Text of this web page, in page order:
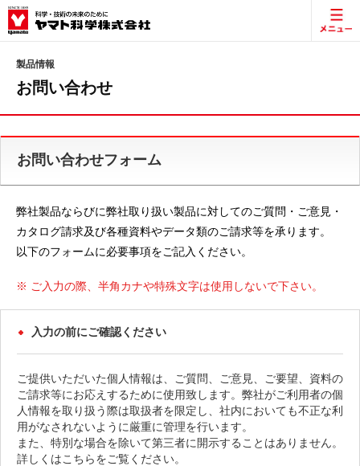
製品情報
お問い合わせ
お問い合わせフォーム
弊社製品ならびに弊社取り扱い製品に対してのご質問・ご意見・
カタログ請求及び各種資料やデータ類のご請求等を承ります。
以下のフォームに必要事項をご記入ください。
※ ご入力の際、半角カナや特殊文字は使用しないで下さい。
入力の前にご確認ください
ご提供いただいた個人情報は、ご質問、ご意見、ご要望、資料の
ご請求等にお応えするために使用致します。弊社がご利用者の個
人情報を取り扱う際は取扱者を限定し、社内においても不正な利
用がなされないように厳重に管理を行います。
また、特別な場合を除いて第三者に開示することはありません。
詳しくはこちらをご覧ください。